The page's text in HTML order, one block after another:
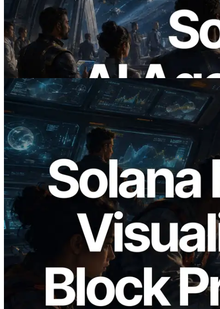
ERPC Meluncurkan Solana RPC
Berbasis x402 — Era AI Agent
Membayar API yang Dibutuhkan Secara
On Demand
Baca artikel ini
2026.05.24
Validators Solutions Meluncurkan Solana
Block Analyzer — Memvisualisasikan
Waktu Produksi Blok per Slot dan
Validator yang Ditugaskan